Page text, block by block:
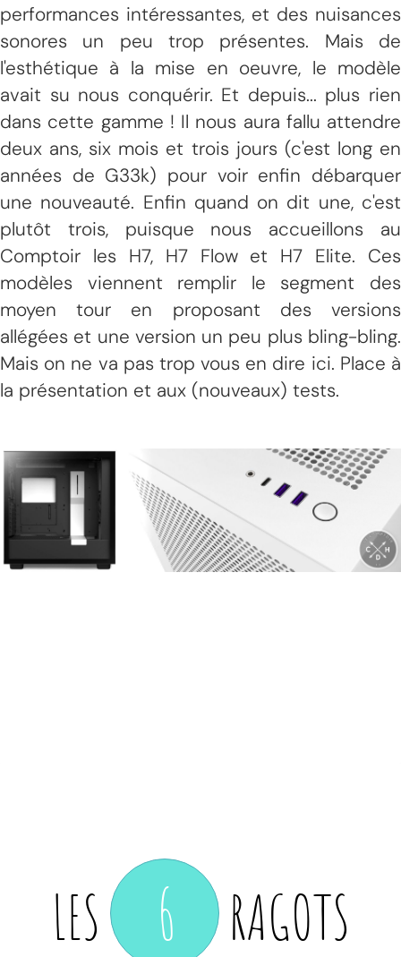
performances intéressantes, et des nuisances
sonores un peu trop présentes. Mais de
l'esthétique à la mise en oeuvre, le modèle
avait su nous conquérir. Et depuis... plus rien
dans cette gamme ! Il nous aura fallu attendre
deux ans, six mois et trois jours (c'est long en
années de G33k) pour voir enfin débarquer
une nouveauté. Enfin quand on dit une, c'est
plutôt trois, puisque nous accueillons au
Comptoir les H7, H7 Flow et H7 Elite. Ces
modèles viennent remplir le segment des
moyen tour en proposant des versions
allégées et une version un peu plus bling-bling.
Mais on ne va pas trop vous en dire ici. Place à
la présentation et aux (nouveaux) tests.
LES 6 RAGOTS